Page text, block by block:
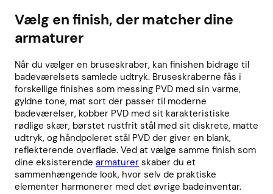
Vælg en finish, der matcher dine
armaturer
Når du vælger en bruseskraber, kan finishen bidrage til
badeværelsets samlede udtryk. Bruseskraberne fås i
forskellige finishes som messing PVD med sin varme,
gyldne tone, mat sort der passer til moderne
badeværelser, kobber PVD med sit karakteristiske
rødlige skær, børstet rustfrit stål med sit diskrete, matte
udtryk, og håndpoleret stål PVD der giver en blank,
reflekterende overflade. Ved at vælge samme finish som
dine eksisterende armaturer skaber du et
sammenhængende look, hvor selv de praktiske
elementer harmonerer med det øvrige badeinventar.